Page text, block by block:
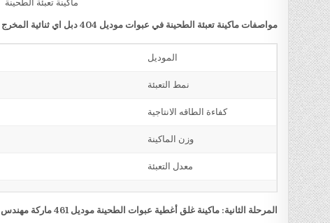
ماكينة تعبئة الطحينة
مواصفات ماكينة تعبئة الطحينة في عبوات موديل 404 دبل اي ثنائية المخرج ماركة مهندس منسي
الموديل
نمط التعبئة
كفاءة الطاقه الانتاجية
وزن الماكينة
معدل التعبئة
المرحلة الثانية: ماكينة غلق أغطية عبوات الطحينة موديل 461 ماركة مهندس منسي